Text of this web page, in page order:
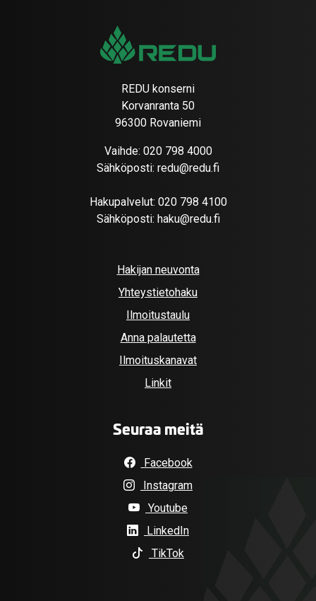
REDU konserni
Korvanranta 50
96300 Rovaniemi
Vaihde: 020 798 4000
Sähköposti: redu@redu.fi
Hakupalvelut: 020 798 4100
Sähköposti: haku@redu.fi
Hakijan neuvonta
Yhteystietohaku
Ilmoitustaulu
Anna palautetta
Ilmoituskanavat
Linkit
Seuraa meitä
Facebook
Instagram
Youtube
LinkedIn
TikTok